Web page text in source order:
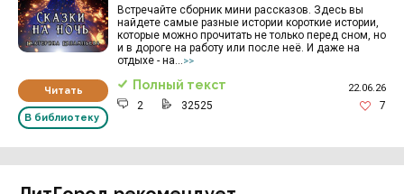
Читать
В библиотеку
Встречайте сборник мини рассказов. Здесь вы
найдете самые разные истории короткие истории,
которые можно прочитать не только перед сном, но
и в дороге на работу или после неё. И даже на
отдыхе - на...
>>
Полный текст 22.06.26
2 32525 7